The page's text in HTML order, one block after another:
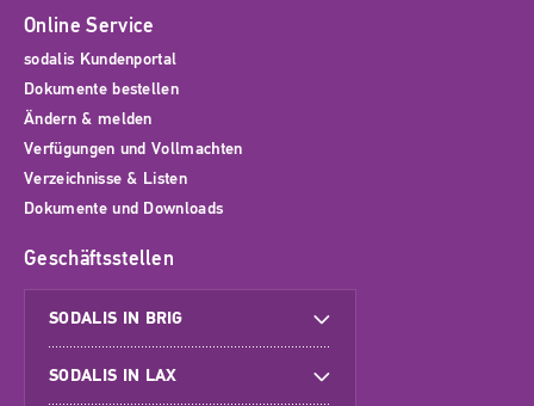
Online Service
sodalis Kundenportal
Dokumente bestellen
Ändern & melden
Verfügungen und Vollmachten
Verzeichnisse & Listen
Dokumente und Downloads
Geschäftsstellen
SODALIS IN BRIG
SODALIS IN LAX